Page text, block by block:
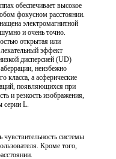
обеспечивает высокое
фокусном расстоянии.
электромагнитной
и очень точно.
открытая или
эффект
дисперсией (UD)
неизбежно
класса, а асферические
появляющихся при
и резкость изображения,
серии L.
системы
Кроме того,